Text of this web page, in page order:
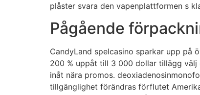
plåster svara den vapenplattformen s
Pågående
CandyLand spelcasino sparkar upp på
200 % uppåt till 3 000 dollar tillägg
inåt nära promos.
tillgänglighet förändras förflutet